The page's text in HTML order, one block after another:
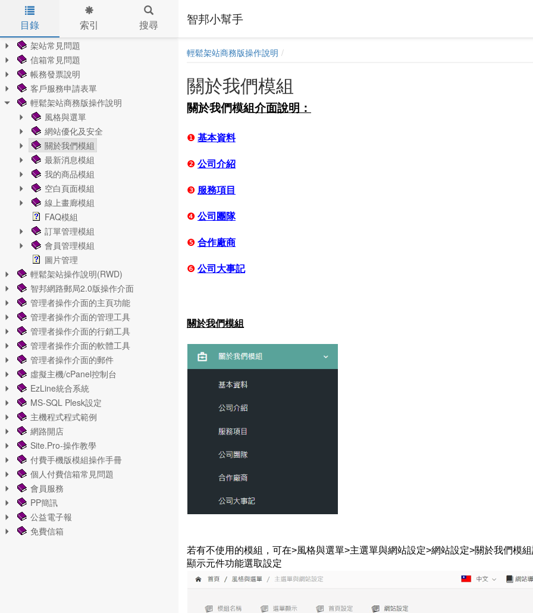
Skip to main content
智邦小幫手
目錄 索引 搜尋
架站常見問題
信箱常見問題
帳務發票說明
客戶服務申請表單
輕鬆架站商務版操作說明
風格與選單
網站優化及安全
關於我們模組
最新消息模組
我的商品模組
空白頁面模組
線上畫廊模組
FAQ模組
訂單管理模組
會員管理模組
圖片管理
輕鬆架站操作說明(RWD)
智邦網路郵局2.0版操作介面
管理者操作介面的主頁功能
管理者操作介面的管理工具
管理者操作介面的行銷工具
管理者操作介面的軟體工具
管理者操作介面的郵件
虛擬主機/cPanel控制台
EzLine統合系統
MS-SQL Plesk設定
主機程式程式範例
網路開店
Site.Pro-操作教學
付費手機版模組操作手冊
個人付費信箱常見問題
會員服務
PP簡訊
公益電子報
免費信箱
輕鬆架站商務版操作說明
關於我們模組
關於我們模組介面說明：
❶ 基本資料
❷ 公司介紹
❸ 服務項目
❹ 公司團隊
❺ 合作廠商
❻ 公司大事記
關於我們模組
若有不使用的模組，可在>風格與選單>主選單與網站設定>網站設定>關於我們模
顯示元件功能選取設定